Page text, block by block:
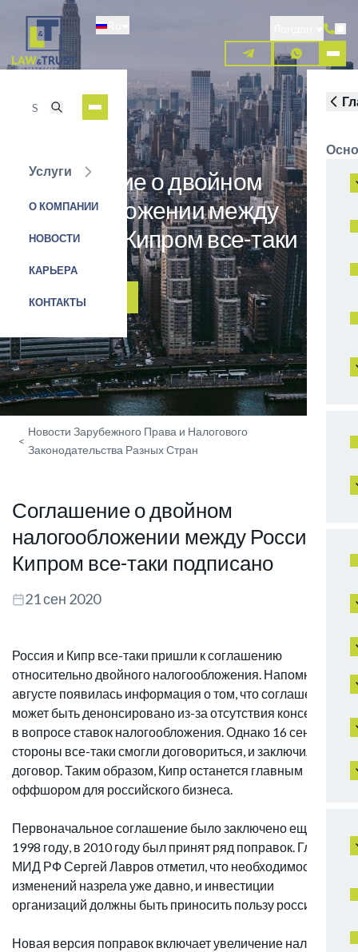
основному
содержанию
Услуги
О КОМПАНИИ
НОВОСТИ
КАРЬЕРА
КОНТАКТЫ
Соглашение о двойном
налогообложении между
Россией и Кипром все-таки
подписано
ЗАЯВКА НА УСЛУГУ
<
Новости Зарубежного Права и Налогового
Законодательства Разных Стран
Соглашение о двойном
налогообложении между Россией и
Кипром все-таки подписано
21 сен 2020
Россия и Кипр все-таки пришли к соглашению
относительно двойного налогообложения. Напомним, в
августе появилась информация о том, что соглашение
может быть денонсировано из-за отсутствия консенсуса
в вопросе ставок налогообложения. Однако 16 сентября
стороны все-таки смогли договориться, и заключили
договор. Таким образом, Кипр останется главным
оффшором для российского бизнеса.
Первоначальное соглашение было заключено еще в
1998 году, в 2010 году был принят ряд поправок. Глава
МИД РФ Сергей Лавров отметил, что необходимость
изменений назрела уже давно, и инвестиции
организаций должны быть приносить пользу россиянам.
Новая версия поправок включает увеличение налога на